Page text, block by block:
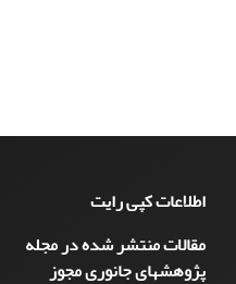
اطلاعات کپی رایت
مقالات منتشر شده در مجله
پژوهشهای جانوری مجوز